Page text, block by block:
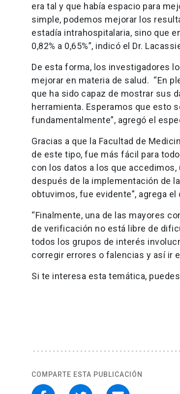
era tal y que había espacio para
simple, podemos mejorar los
estadía intrahospitalaria, sino que
0,82% a 0,65%”, indicó el Dr.
De esta forma, los investigadores
mejorar en materia de salud. “En
que ha sido capaz de mostrar sus
herramienta. Esperamos que esto
fundamentalmente”, agregó el
Gracias a que la Facultad de
de este tipo, fue más fácil para
con los datos a los que
después de la implementación de
obtuvimos, fue evidente”, agrega
“Finalmente, una de las mayores
de verificación no está libre de
todos los grupos de interés
corregir errores o falencias y así ir
Si te interesa esta temática,
COMPARTE ESTA PUBLICACIÓN